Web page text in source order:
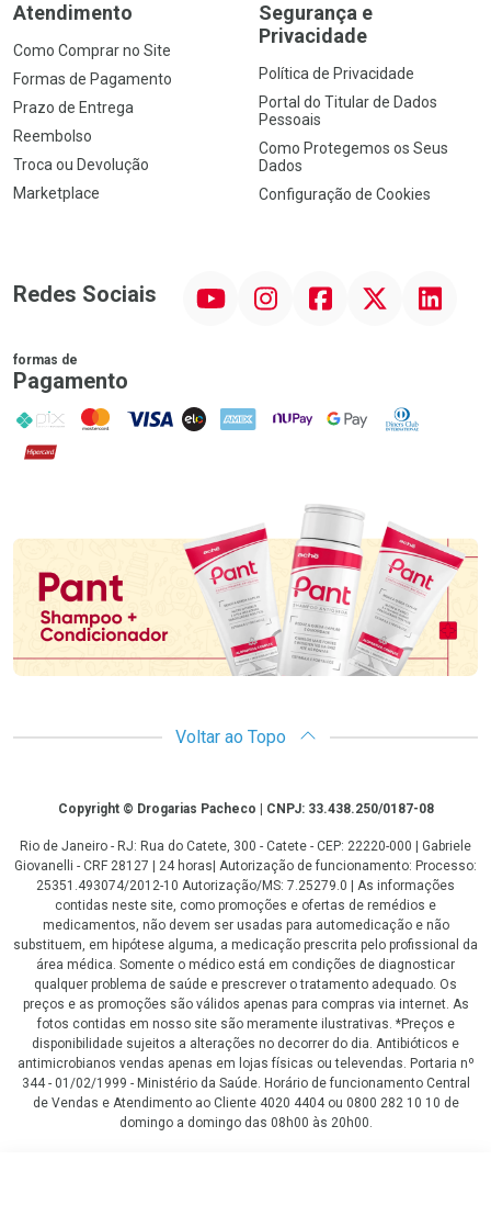
Atendimento
Como Comprar no Site
Formas de Pagamento
Prazo de Entrega
Reembolso
Troca ou Devolução
Marketplace
Segurança e
Privacidade
Política de Privacidade
Portal do Titular de Dados
Pessoais
Como Protegemos os Seus
Dados
Configuração de Cookies
Redes Sociais InstagramFacebookTwitter Linkedin
formas de
Pagamento
PIX MasterCard
VISA ELO AMEX NuPay Google PayDiners Club
Hipercard
Promoção em Destaque
Voltar ao Topo
CopyrightCopyright © Drogarias Pacheco | CNPJ: 33.438.250/0187-08
Rio de Janeiro - RJ: Rua do Catete, 300 - Catete - CEP: 22220-000 | Gabriele
Giovanelli - CRF 28127 | 24 horas| Autorização de funcionamento: Processo:
25351.493074/2012-10 Autorização/MS: 7.25279.0 | As informações
contidas neste site, como promoções e ofertas de remédios e
medicamentos, não devem ser usadas para automedicação e não
substituem, em hipótese alguma, a medicação prescrita pelo profissional da
área médica. Somente o médico está em condições de diagnosticar
qualquer problema de saúde e prescrever o tratamento adequado. Os
preços e as promoções são válidos apenas para compras via internet. As
fotos contidas em nosso site são meramente ilustrativas. *Preços e
disponibilidade sujeitos a alterações no decorrer do dia. Antibióticos e
antimicrobianos vendas apenas em lojas físicas ou televendas. Portaria nº
344 - 01/02/1999 - Ministério da Saúde. Horário de funcionamento Central
de Vendas e Atendimento ao Cliente 4020 4404 ou 0800 282 10 10 de
domingo a domingo das 08h00 às 20h00.